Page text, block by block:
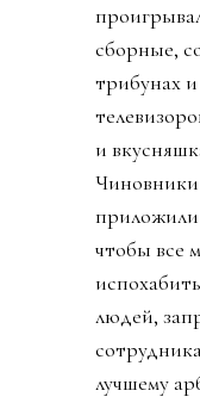
сборные,
трибунах
и
чтобы все
людей,
лучшему